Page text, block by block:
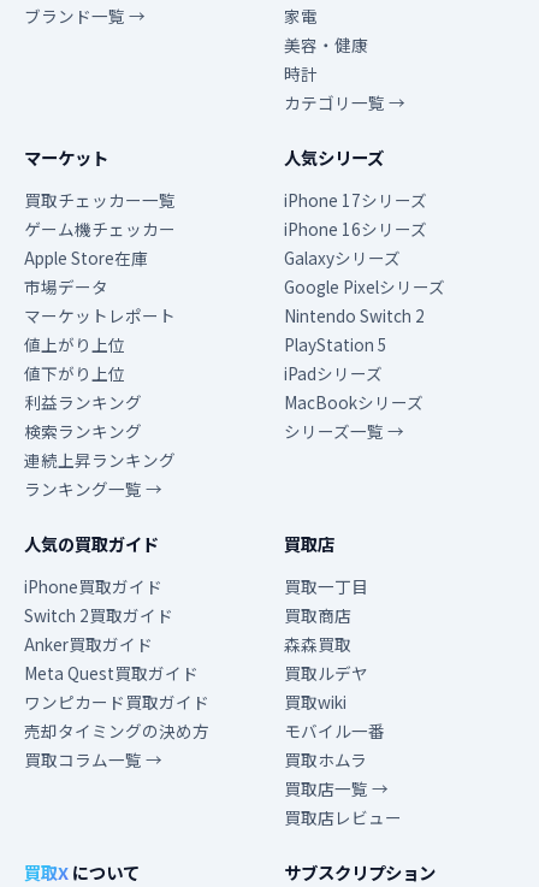
ブランド一覧 →
家電
美容・健康
時計
カテゴリ一覧 →
マーケット
買取チェッカー一覧
ゲーム機チェッカー
Apple Store在庫
市場データ
マーケットレポート
値上がり上位
値下がり上位
利益ランキング
検索ランキング
連続上昇ランキング
ランキング一覧 →
人気シリーズ
iPhone 17シリーズ
iPhone 16シリーズ
Galaxyシリーズ
Google Pixelシリーズ
Nintendo Switch 2
PlayStation 5
iPadシリーズ
MacBookシリーズ
シリーズ一覧 →
人気の買取ガイド
iPhone買取ガイド
Switch 2買取ガイド
Anker買取ガイド
Meta Quest買取ガイド
ワンピカード買取ガイド
売却タイミングの決め方
買取コラム一覧 →
買取店
買取一丁目
買取商店
森森買取
買取ルデヤ
買取wiki
モバイル一番
買取ホムラ
買取店一覧 →
買取店レビュー
買取Xについて サブスクリプション